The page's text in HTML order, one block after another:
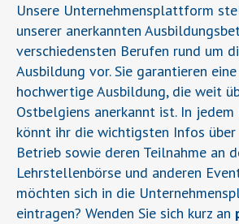
Unsere Unternehmensplattform
unserer anerkannten
verschiedensten Berufen rund um
Ausbildung vor. Sie garantieren
hochwertige Ausbildung, die weit
Ostbelgiens anerkannt ist. In
könnt ihr die wichtigsten Infos
Betrieb sowie deren Teilnahme an
Lehrstellenbörse und anderen
möchten sich in die
eintragen? Wenden Sie sich kurz an